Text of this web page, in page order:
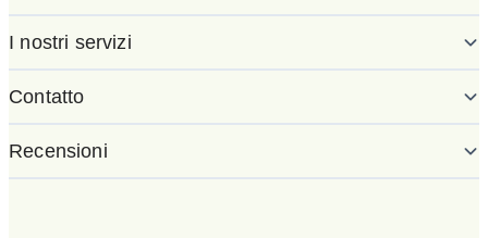
I nostri servizi
Contatto
Recensioni